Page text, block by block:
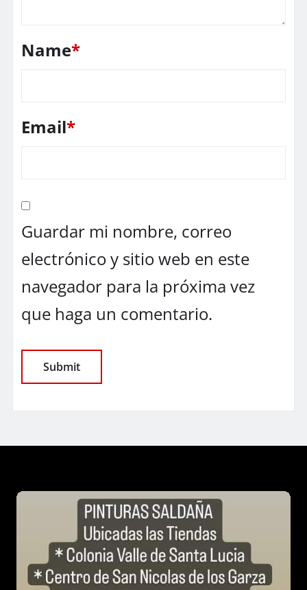
Name*
Email*
Guardar mi nombre, correo
electrónico y sitio web en este
navegador para la próxima vez
que haga un comentario.